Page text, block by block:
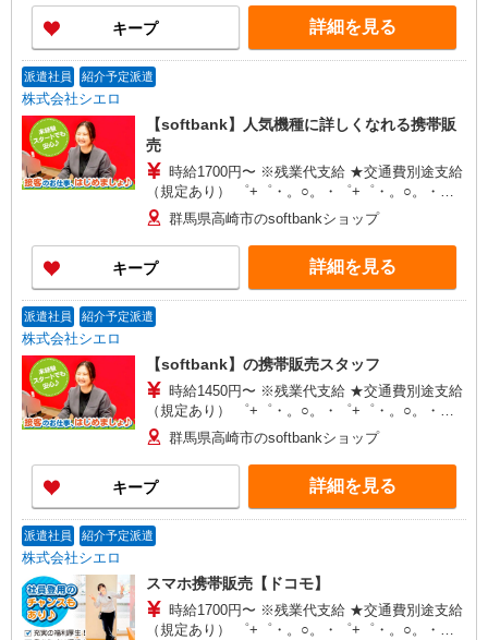
い・週払い可能（規程有）★ ゜・。○。・゜
+゜・。○。・゜+゜
キープ 詳細を見る
派遣社員 紹介予定派遣
株式会社シエロ
【softbank】人気機種に詳しくなれる携帯販
売
時給1700円〜 ※残業代支給 ★交通費別途支給
（規定あり） ゜+゜・。○。・゜+゜・。○。・゜
+゜ 入社祝い金10万円支給(規定有) お友達を紹介
頂くと, インセンティブ支給(規定有) ★月2回払
い・週払い可能（規程有）★ ゜・。○。・゜
+゜・。○。・゜+゜
群馬県高崎市のsoftbankショップ
キープ 詳細を見る
派遣社員 紹介予定派遣
株式会社シエロ
【softbank】の携帯販売スタッフ
時給1450円〜 ※残業代支給 ★交通費別途支給
（規定あり） ゜+゜・。○。・゜+゜・。○。・゜
+゜ 入社祝い金10万円支給(規定有) お友達を紹介
頂くと, インセンティブ支給(規定有) ★月2回払
い・週払い可能（規程有）★ ゜・。○。・゜
+゜・。○。・゜+゜
群馬県高崎市のsoftbankショップ
キープ 詳細を見る
派遣社員 紹介予定派遣
株式会社シエロ
スマホ携帯販売【ドコモ】
時給1700円〜 ※残業代支給 ★交通費別途支給
（規定あり） ゜+゜・。○。・゜+゜・。○。・゜